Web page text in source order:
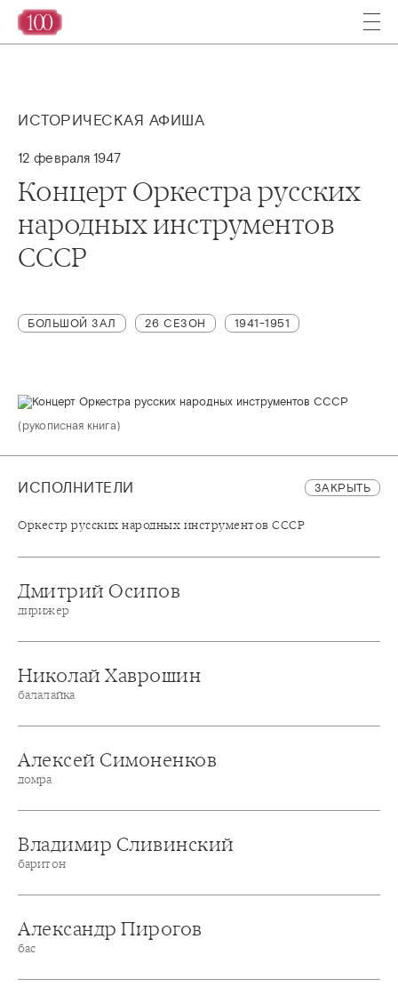
ИСТОРИЧЕСКАЯ АФИША
12 февраля 1947
Концерт Оркестра русских
народных инструментов
СССР
БОЛЬШОЙ ЗАЛ 26 СЕЗОН 1941-1951
(рукописная книга)
ИСПОЛНИТЕЛИ ЗАКРЫТЬ
Оркестр русских народных инструментов СССР
Дмитрий Осипов
дирижер
Николай Хаврошин
балалайка
Алексей Симоненков
домра
Владимир Сливинский
баритон
Александр Пирогов
бас